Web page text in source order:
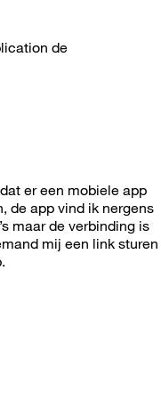
de
er een mobiele app
de app vind ik nergens
maar de verbinding is
mij een link sturen